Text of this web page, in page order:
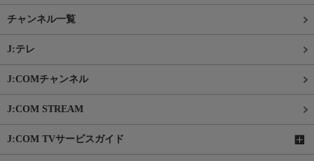
チャンネル一覧
J:テレ
J:COMチャンネル
J:COM STREAM
J:COM TVサービスガイド